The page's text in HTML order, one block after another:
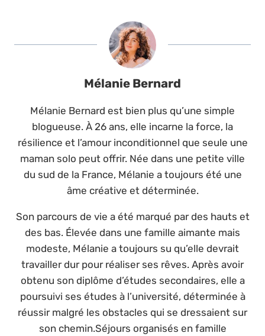
Mélanie Bernard
Mélanie Bernard est bien plus qu’une simple
blogueuse. À 26 ans, elle incarne la force, la
résilience et l’amour inconditionnel que seule une
maman solo peut offrir. Née dans une petite ville
du sud de la France, Mélanie a toujours été une
âme créative et déterminée.
Son parcours de vie a été marqué par des hauts et
des bas. Élevée dans une famille aimante mais
modeste, Mélanie a toujours su qu’elle devrait
travailler dur pour réaliser ses rêves. Après avoir
obtenu son diplôme d’études secondaires, elle a
poursuivi ses études à l’université, déterminée à
réussir malgré les obstacles qui se dressaient sur
son chemin.Séjours organisés en famille